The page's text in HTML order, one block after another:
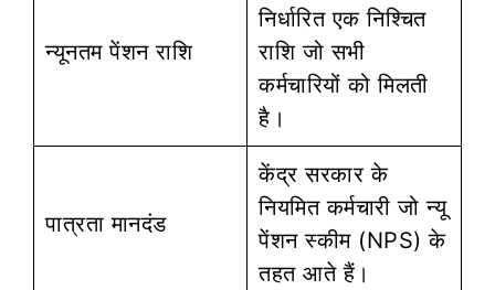
न्यूनतम पेंशन राशि
निर्धारित एक निश्चित
राशि जो सभी
कर्मचारियों को मिलती
है।
पात्रता मानदंड
केंद्र सरकार के
नियमित कर्मचारी जो न्यू
पेंशन स्कीम (NPS) के
तहत आते हैं।